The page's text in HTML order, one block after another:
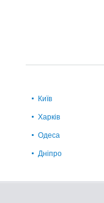
Київ
Харків
Одеса
Дніпро